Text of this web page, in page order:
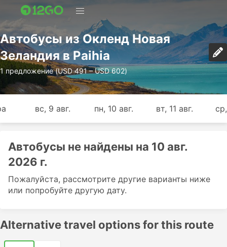
Автобусы из Окленд Новая
Зеландия в Paihia
1 предложение (USD 491 – USD 602)
вс, 9 авг. пн, 10 авг. вт, 11 авг.
Автобусы не найдены на 10 авг.
2026 г.
Пожалуйста, рассмотрите другие варианты ниже
или попробуйте другую дату.
Alternative travel options for this route